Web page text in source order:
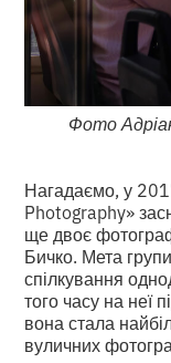
Фото
Нагадаємо, у
Photography»
ще двоє
Бичко. Мета
спілкування
того часу на неї
вона стала
вуличних